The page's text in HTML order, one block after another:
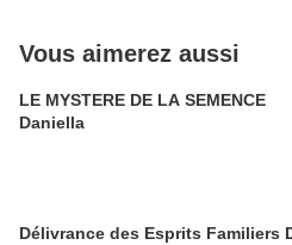
Vous aimerez aussi
LE MYSTERE DE LA SEMENCE
Daniella
Délivrance des Esprits Familiers